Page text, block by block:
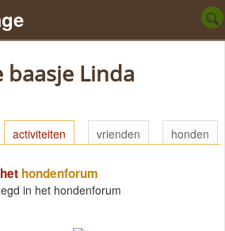
baasje Linda
activiteiten vrienden honden
hondenforum
in het hondenforum